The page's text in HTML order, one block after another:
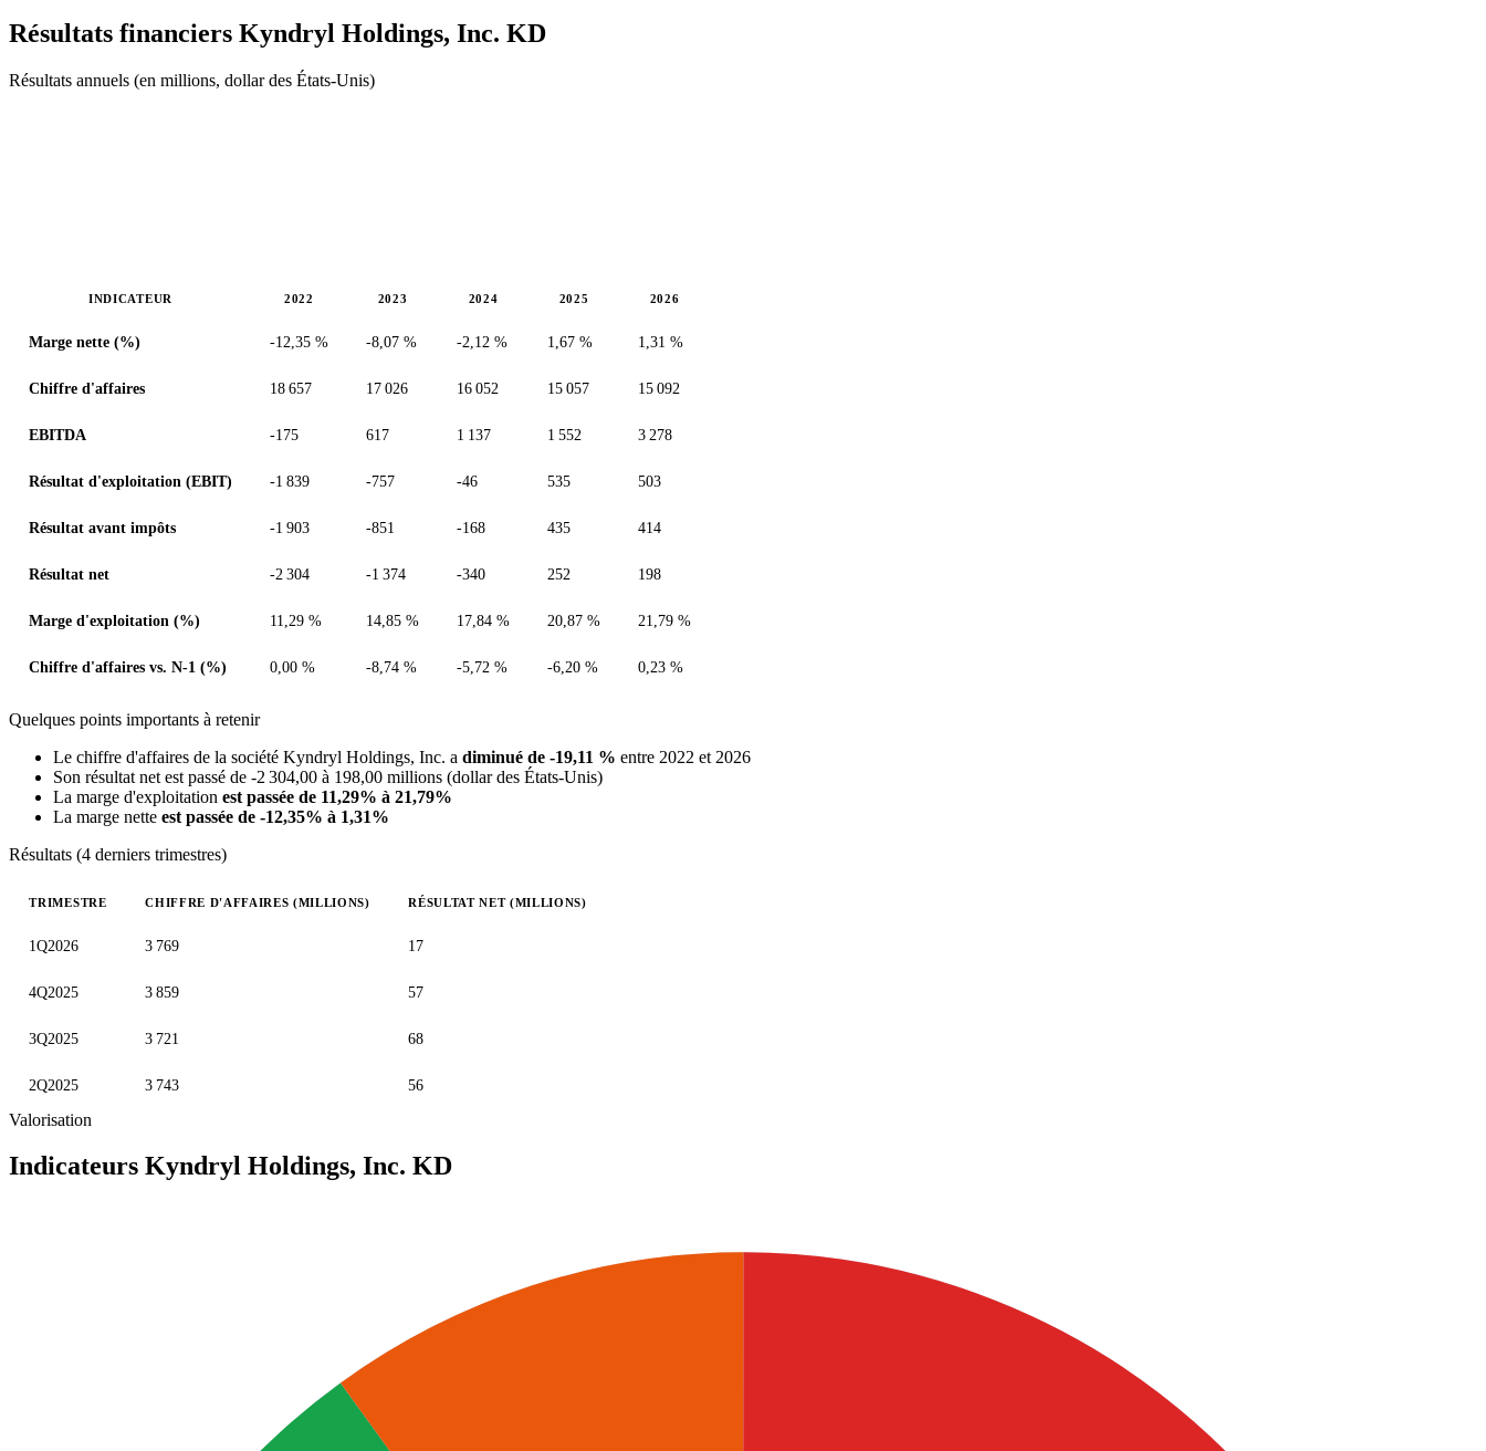
Résultats financiers Kyndryl Holdings, Inc. KD
Résultats annuels (en millions, dollar des États-Unis)
INDICATEUR 2022 2023 2024 2025 2026
Marge nette (%) -12,35 % -8,07 % -2,12 % 1,67 % 1,31 %
Chiffre d'affaires 18 657 17 026 16 052 15 057 15 092
EBITDA -175 617 1 137 1 552 3 278
Résultat d'exploitation (EBIT) -1 839 -757 -46 535 503
Résultat avant impôts -1 903 -851 -168 435 414
Résultat net -2 304 -1 374 -340 252 198
Marge d'exploitation (%) 11,29 % 14,85 % 17,84 % 20,87 % 21,79 %
Chiffre d'affaires vs. N-1 (%) 0,00 % -8,74 % -5,72 % -6,20 % 0,23 %
Quelques points importants à retenir
Le chiffre d'affaires de la société Kyndryl Holdings, Inc. a diminué de -19,11 % entre 2022 et 2026
Son résultat net est passé de -2 304,00 à 198,00 millions (dollar des États-Unis)
La marge d'exploitation est passée de 11,29% à 21,79%
La marge nette est passée de -12,35% à 1,31%
Résultats (4 derniers trimestres)
TRIMESTRE CHIFFRE D'AFFAIRES (MILLIONS) RÉSULTAT NET (MILLIONS)
1Q2026 3 769 17
4Q2025 3 859 57
3Q2025 3 721 68
2Q2025 3 743 56
Valorisation
Indicateurs Kyndryl Holdings, Inc. KD